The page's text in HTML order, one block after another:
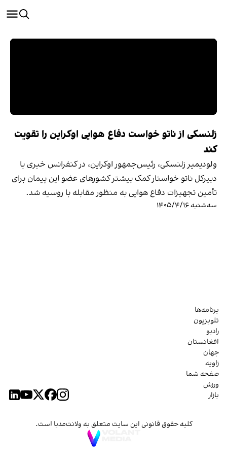
زلنسکی از ناتو خواست دفاع هوایی اوکراین را تقویت
کند
ولودیمیر زلنسکی، رئیس‌جمهور اوکراین، در کنفرانس خبری با
دبیرکل ناتو خواستار کمک بیشتر کشورهای عضو این پیمان برای
تأمین تجهیزات دفاع هوایی به منظور مقابله با روسیه شد.
سه‌شنبه ۱۴۰۵/۴/۱۶
برنامه‌ها
تلویزیون
رادیو
افغانستان
جهان
زاویه
صفحه شما
ورزش
بازار
کلیه حقوق قانونی این سایت متعلق به ولانت‌مدیا است.